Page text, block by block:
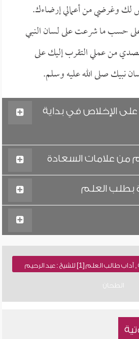
لك وغرضي من أعمالي إرضاءك.
على حسب ما شرعت على لسان النبي
من عملي التقرب إليك على
صلى الله عليه وسلم.
على الإخلاص في بداية
من علامات السعادة
بطلب العلم
نسخة نصية للطباعة , آداب طالب العلم [1] للشيخ : عبد الرحيم
الطحان